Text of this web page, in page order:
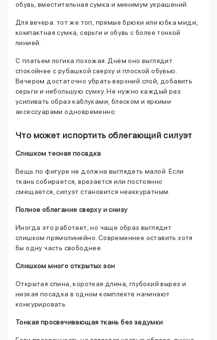
обувь, вместительная сумка и минимум украшений.
Для вечера: тот же топ, прямые брюки или юбка миди,
компактная сумка, серьги и обувь с более тонкой
линией.
С платьем логика похожая. Днём оно выглядит
спокойнее с рубашкой сверху и плоской обувью.
Вечером достаточно убрать верхний слой, добавить
серьги и небольшую сумку. Не нужно каждый раз
усиливать образ каблуками, блеском и яркими
аксессуарами одновременно.
Что может испортить облегающий силуэт
Слишком тесная посадка
Вещь по фигуре не должна выглядеть малой. Если
ткань собирается, врезается или постоянно
смещается, силуэт становится неаккуратным.
Полное облегание сверху и снизу
Иногда это работает, но чаще образ выглядит
слишком прямолинейно. Современнее оставить хотя
бы одну часть свободнее.
Слишком много открытых зон
Открытая спина, короткая длина, глубокий вырез и
низкая посадка в одном комплекте начинают
конкурировать.
Тонкая просвечивающая ткань без задумки